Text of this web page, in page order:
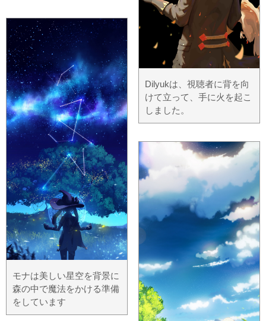
モナは美しい星空を背景に
森の中で魔法をかける準備
をしています
Dilyukは、視聴者に背を向
けて立って、手に火を起こ
しました。